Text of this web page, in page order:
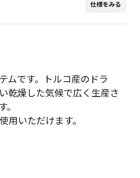
仕様をみる
ムです。トルコ産のドラ
乾燥した気候で広く生産さ
用いただけます。